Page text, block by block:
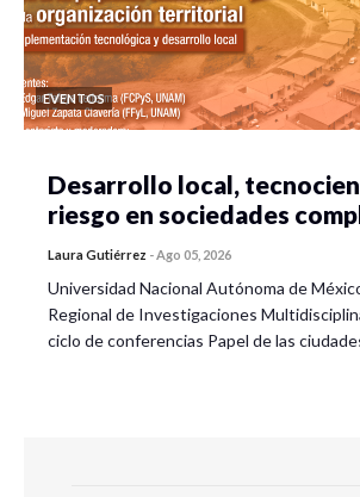
EVENTOS
Desarrollo local,
riesgo en sociedades
Laura Gutiérrez -Ago 05, 2026
Universidad Nacional Autónoma de
Regional de Investigaciones
ciclo de conferencias Papel de las